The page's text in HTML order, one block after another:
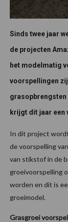
Sinds twee jaar
de projecten
het modelmatig
voorspellingen
krijgt dit jaar een
In dit project
de voorspelling
van stikstof in de
groeivoorspelling
worden en dit is
groeimodel.
Grasgroei